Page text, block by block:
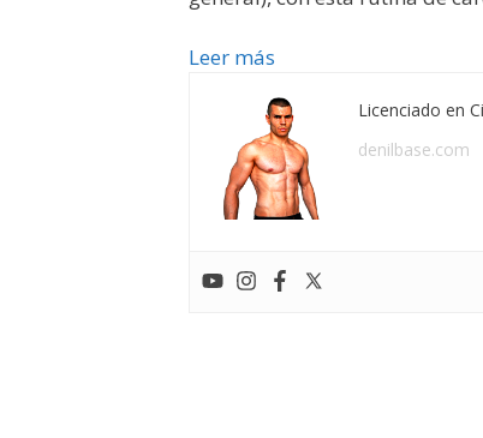
Leer más
Licenciado en
denilbase.com